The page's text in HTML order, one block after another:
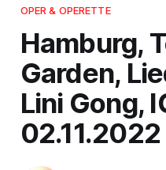
OPER & OPERETTE
Hamburg,
Garden,
Lini Gong,
02.11.2022